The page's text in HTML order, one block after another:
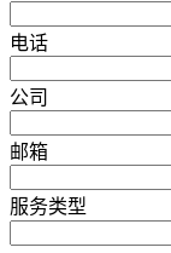
电话
公司
邮箱
服务类型